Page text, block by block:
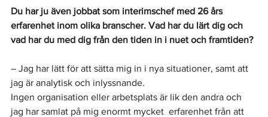
Du har ju även jobbat som interimschef med 26 års
erfarenhet inom olika branscher. Vad har du lärt dig och
vad har du med dig från den tiden in i nuet och framtiden?
– Jag har lätt för att sätta mig in i nya situationer, samt att
jag är analytisk och inlyssnande.
Ingen organisation eller arbetsplats är lik den andra och
jag har samlat på mig enormt mycket  erfarenhet från att